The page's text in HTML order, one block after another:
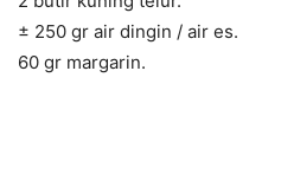
± 250 gr air dingin / air es.
60 gr margarin.